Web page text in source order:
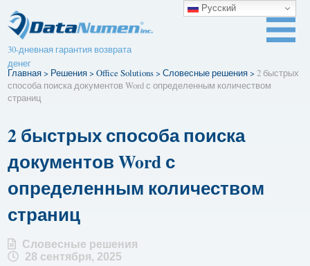
30-дневная гарантия возврата
денег
Главная> Решения>Office Solutions>Словесные решения>2 быстрых
способа поиска документов Word с определенным количеством
страниц
2 быстрых способа поиска
документов Word с
определенным количеством
страниц
Словесные решения
28 сентября, 2025
Русский